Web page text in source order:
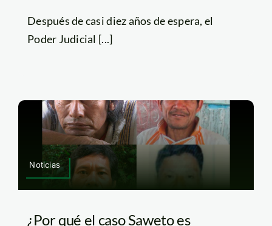
Después de casi diez años de espera, el
Poder Judicial [...]
Noticias
¿Por qué el caso Saweto es